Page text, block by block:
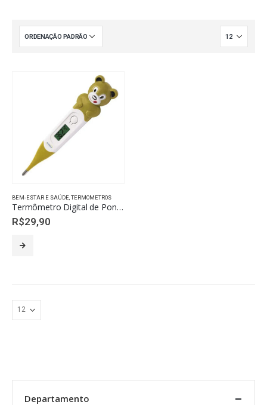
BEM-ESTAR E SAÚDE TERMOMETROS
Termômetro Digital de Ponta Flexível Fun G-tech – Urso
R$29,90
Departamento